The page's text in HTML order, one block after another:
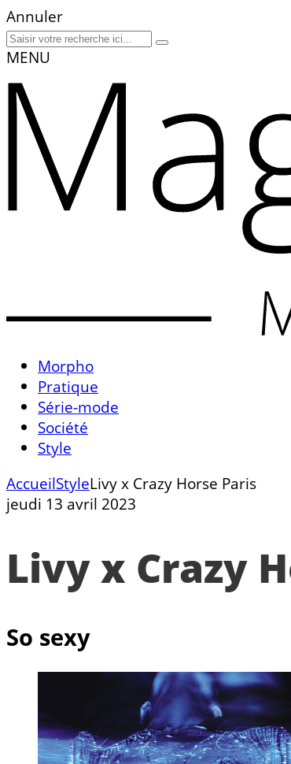
Annuler
MENU
Morpho
Pratique
Série-mode
Société
Style
AccueilStyleLivy x Crazy Horse Paris
jeudi 13 avril 2023
Livy x Crazy
So sexy